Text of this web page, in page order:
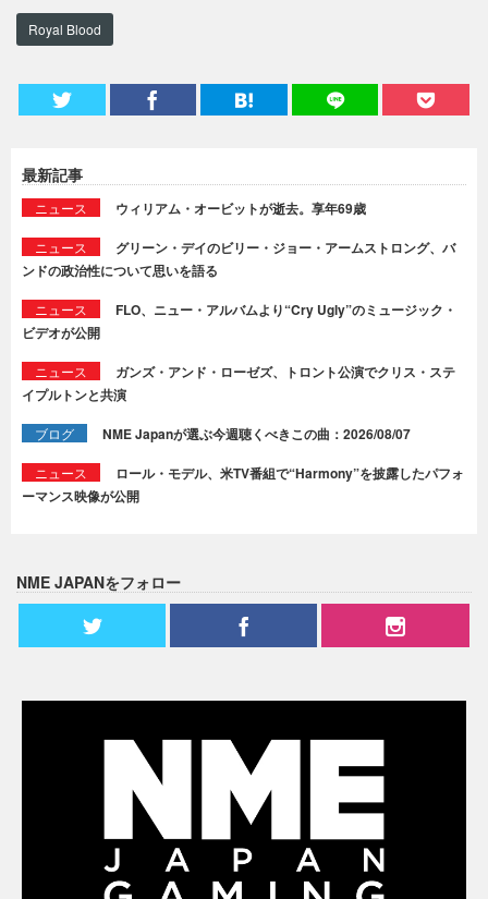
Royal Blood
最新記事
ニュース ウィリアム・オービットが逝去。享年69歳
ニュース
グリーン・デイのビリー・ジョー・アームストロング、バ
ンドの政治性について思いを語る
ニュース
FLO、ニュー・アルバムより“Cry Ugly”のミュージック・
ビデオが公開
ニュース
ガンズ・アンド・ローゼズ、トロント公演でクリス・ステ
イプルトンと共演
ブログ NME Japanが選ぶ今週聴くべきこの曲：2026/08/07
ニュース
ロール・モデル、米TV番組で“Harmony”を披露したパフォ
ーマンス映像が公開
NME JAPANをフォロー